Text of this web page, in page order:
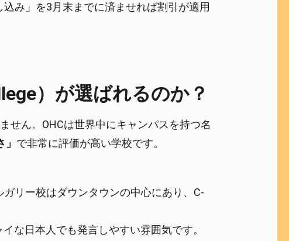
み」を3月末までに済ませれば割引が適用
）が選ばれるのか？
せん。OHCは世界中にキャンパスを持つ名
で非常に評価が高い学校です。
リー校はダウンタウンの中心にあり、C-
な日本人でも発言しやすい雰囲気です。